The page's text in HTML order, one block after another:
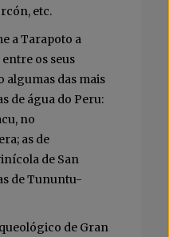
etc.
a Tarapoto a
entre os seus
algumas das mais
de água do Peru:
no
as de
de San
de Tununtu-
de Gran